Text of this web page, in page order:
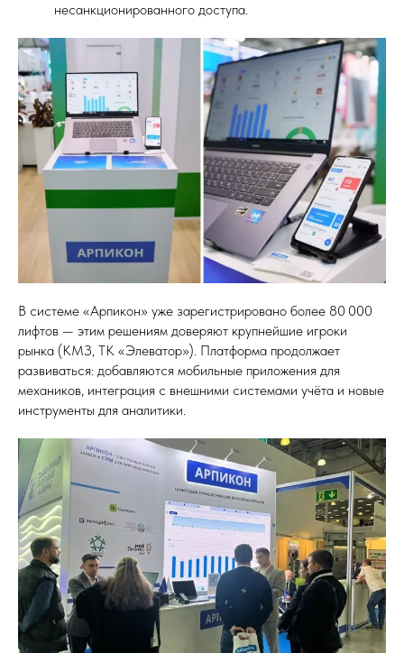
несанкционированного доступа.
В системе «Арпикон» уже зарегистрировано более 80 000
лифтов — этим решениям доверяют крупнейшие игроки
рынка (КМЗ, ТК «Элеватор»). Платформа продолжает
развиваться: добавляются мобильные приложения для
механиков, интеграция с внешними системами учёта и новые
инструменты для аналитики.